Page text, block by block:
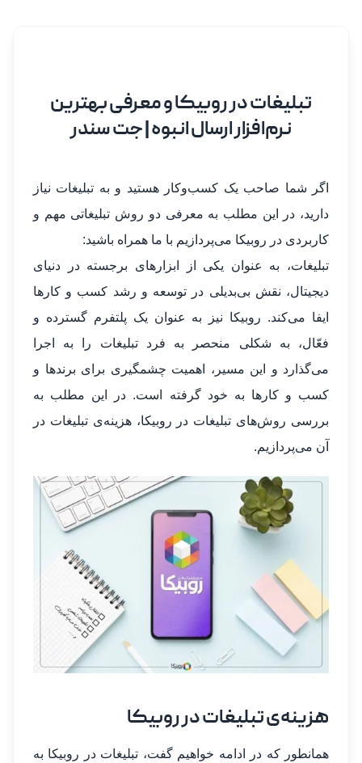
تبلیغات در روبیکا و معرفی بهترین
نرم‌افزار ارسال انبوه | جت سندر
اگر شما صاحب یک کسب‌وکار هستید و به تبلیغات نیاز
دارید، در این مطلب به معرفی دو روش تبلیغاتی مهم و
کاربردی در روبیکا می‌پردازیم با ما همراه باشید:
تبلیغات، به عنوان یکی از ابزارهای برجسته در دنیای
دیجیتال، نقش بی‌بدیلی در توسعه و رشد کسب و کارها
ایفا می‌کند. روبیکا نیز به عنوان یک پلتفرم گسترده و
فعّال، به شکلی منحصر به فرد تبلیغات را به اجرا
می‌گذارد و این مسیر، اهمیت چشمگیری برای برندها و
کسب و کارها به خود گرفته است. در این مطلب به
بررسی روش‌های تبلیغات در روبیکا، هزینه‌ی تبلیغات در
آن می‌پردازیم.
هزینه‌ی تبلیغات در روبیکا
همانطور که در ادامه خواهیم گفت، تبلیغات در روبیکا به